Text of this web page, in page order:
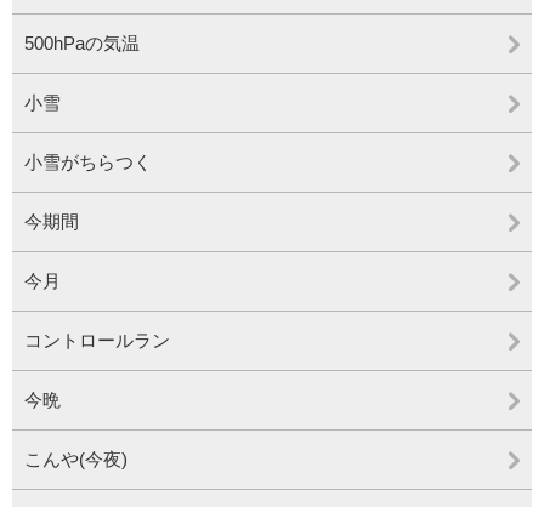
500hPaの気温
小雪
小雪がちらつく
今期間
今月
コントロールラン
今晩
こんや(今夜)